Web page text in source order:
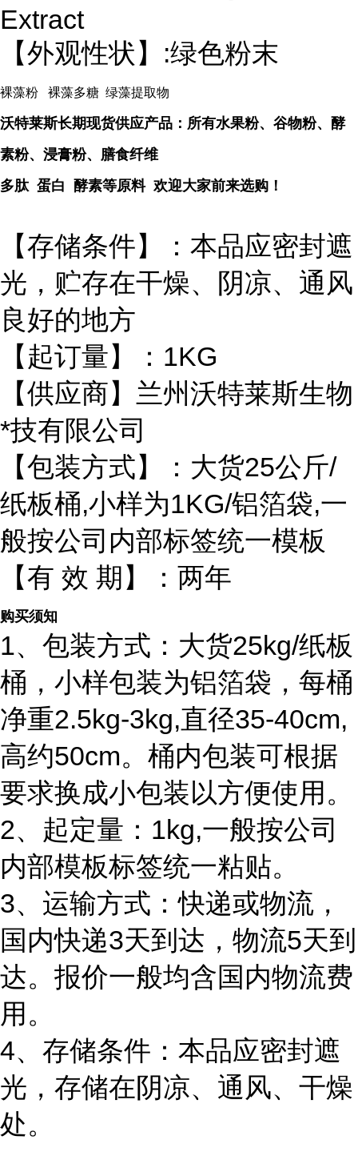
Extract
【外观性状】:绿色粉末
裸藻粉 裸藻多糖 绿藻提取物
沃特莱斯长期现货供应产品：所有水果粉、谷物粉、酵
素粉、浸膏粉、膳食纤维
多肽 蛋白 酵素等原料 欢迎大家前来选购！
【存储条件】：本品应密封遮
光，贮存在干燥、阴凉、通风
良好的地方
【起订量】：1KG
【供应商】兰州沃特莱斯生物
*技有限公司
【包装方式】：大货25公斤/
纸板桶,小样为1KG/铝箔袋,一
般按公司内部标签统一模板
【有 效 期】：两年
购买须知
1、包装方式：大货25kg/纸板
桶，小样包装为铝箔袋，每桶
净重2.5kg-3kg,直径35-40cm,
高约50cm。桶内包装可根据
要求换成小包装以方便使用。
2、起定量：1kg,一般按公司
内部模板标签统一粘贴。
3、运输方式：快递或物流，
国内快递3天到达，物流5天到
达。报价一般均含国内物流费
用。
4、存储条件：本品应密封遮
光，存储在阴凉、通风、干燥
处。